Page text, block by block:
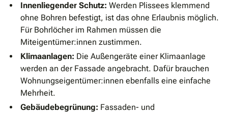
Innenliegender Schutz: Werden Plissees klemmend
ohne Bohren befestigt, ist das ohne Erlaubnis möglich.
Für Bohrlöcher im Rahmen müssen die
Miteigentümer:innen zustimmen.
Klimaanlagen: Die Außengeräte einer Klimaanlage
werden an der Fassade angebracht. Dafür brauchen
Wohnungseigentümer:innen ebenfalls eine einfache
Mehrheit.
Gebäudebegrünung: Fassaden- und